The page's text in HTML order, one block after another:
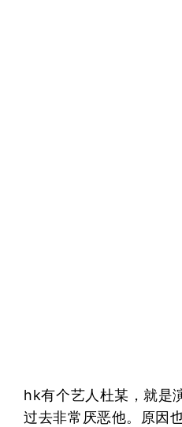
hk有个艺人杜某，就是
过去非常厌恶他。原因